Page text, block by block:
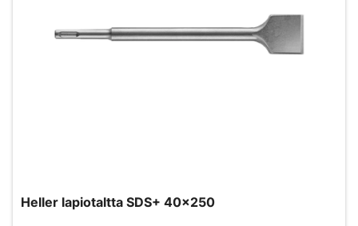
Heller lapiotaltta SDS+ 40x250